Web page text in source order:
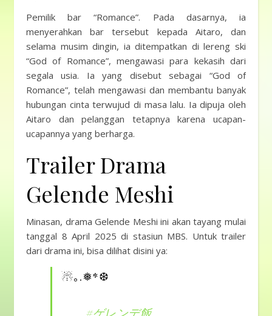
Pemilik bar “Romance”. Pada dasarnya, ia
menyerahkan bar tersebut kepada Aitaro, dan
selama musim dingin, ia ditempatkan di lereng ski
“God of Romance”, mengawasi para kekasih dari
segala usia. Ia yang disebut sebagai “God of
Romance”, telah mengawasi dan membantu banyak
hubungan cinta terwujud di masa lalu. Ia dipuja oleh
Aitaro dan pelanggan tetapnya karena ucapan-
ucapannya yang berharga.
Trailer Drama
Gelende Meshi
Minasan, drama Gelende Meshi ini akan tayang mulai
tanggal 8 April 2025 di stasiun MBS. Untuk trailer
dari drama ini, bisa dilihat disini ya:
☃︎｡.❅*❆
#ゲレンデ飯